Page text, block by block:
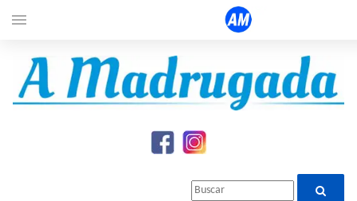
menu